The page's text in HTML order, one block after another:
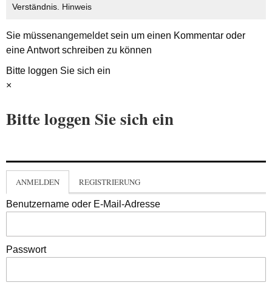
Verständnis. Hinweis
Sie müssenangemeldetsein um einen Kommentar oder
eine Antwort schreiben zu können
Bitte loggen Sie sich ein
×
Bitte loggen Sie sich ein
ANMELDEN REGISTRIERUNG
Benutzername oder E-Mail-Adresse
Passwort